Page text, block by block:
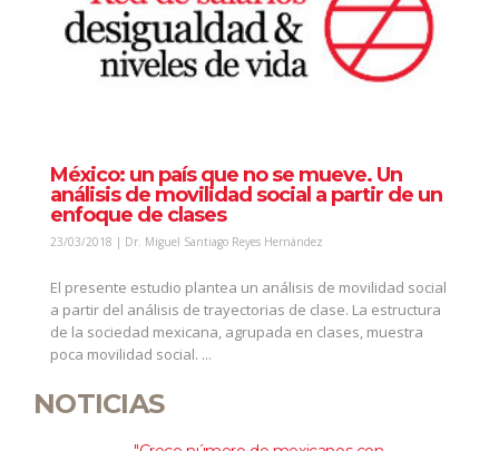
México: un país que no se mueve. Un
análisis de movilidad social a partir de un
enfoque de clases
23/03/2018 | Dr. Miguel Santiago Reyes Hernández
El presente estudio plantea un análisis de movilidad social
a partir del análisis de trayectorias de clase. La estructura
de la sociedad mexicana, agrupada en clases, muestra
poca movilidad social. ...
NOTICIAS